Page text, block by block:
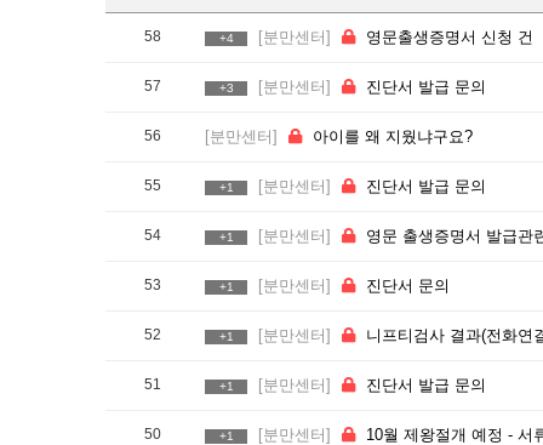
58 +4 [분만센터] 영문출생증명서 신청 건
57 +3 [분만센터] 진단서 발급 문의
56 [분만센터] 아이를 왜 지웠냐구요?
55 +1 [분만센터] 진단서 발급 문의
54 +1 [분만센터] 영문 출생증명서 발급관련 문의드립니
53 +1 [분만센터] 진단서 문의
52 +1 [분만센터] 니프티검사 결과(전화연결 안
51 +1 [분만센터] 진단서 발급 문의
50 +1 [분만센터] 10월 제왕절개 예정 - 서류 제출 관